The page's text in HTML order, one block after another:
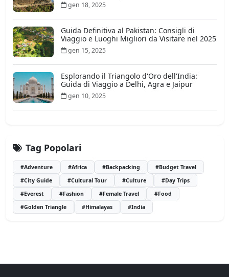
gen 18, 2025
Guida Definitiva al Pakistan: Consigli di
Viaggio e Luoghi Migliori da Visitare nel 2025
gen 15, 2025
Esplorando il Triangolo d'Oro dell'India:
Guida di Viaggio a Delhi, Agra e Jaipur
gen 10, 2025
Tag Popolari
#Adventure #Africa #Backpacking
#Budget Travel
#City Guide
#Cultural Tour #Culture
#Day Trips
#Everest
#Fashion #Female Travel
#Food
#Golden Triangle
#Himalayas #India